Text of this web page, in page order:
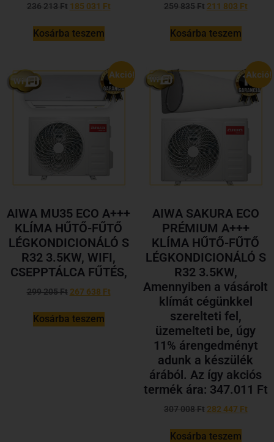
236 213Ft 185 031 Ft
Kosárba teszem
259 835Ft 211 803 Ft
Kosárba teszem
Akció!
AIWA MU35 ECO A+++
KLÍMA HŰTŐ-FŰTŐ
LÉGKONDICIONÁLÓ S
R32 3.5KW, WIFI,
CSEPPTÁLCA FŰTÉS,
299 205Ft 267 638 Ft
Kosárba teszem
Akció!
AIWA SAKURA ECO
PRÉMIUM A+++
KLÍMA HŰTŐ-FŰTŐ
LÉGKONDICIONÁLÓ S
R32 3.5KW,
Amennyiben a vásárolt
klímát cégünkkel
szerelteti fel,
üzemelteti be, úgy
11% árengedményt
adunk a készülék
árából. Az így akciós
termék ára: 347.011 Ft
307 008Ft 282 447 Ft
Kosárba teszem